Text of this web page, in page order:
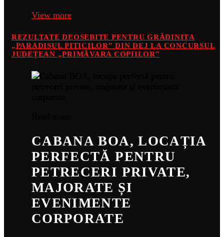
View more
REZULTATE DEOSEBITE PENTRU GRĂDINIȚA
„PARADISUL PITICILOR” DIN DEJ LA CONCURSUL
JUDEȚEAN „PRIMĂVARA COPIILOR”
CABANA BOA, LOCAȚIA
PERFECTĂ PENTRU
PETRECERI PRIVATE,
MAJORATE ȘI
EVENIMENTE
CORPORATE